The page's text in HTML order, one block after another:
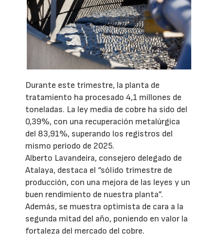
Durante este trimestre, la planta de
tratamiento ha procesado 4,1 millones de
toneladas. La ley media de cobre ha sido del
0,39%, con una recuperación metalúrgica
del 83,91%, superando los registros del
mismo periodo de 2025.
Alberto Lavandeira, consejero delegado de
Atalaya, destaca el “sólido trimestre de
producción, con una mejora de las leyes y un
buen rendimiento de nuestra planta”.
Además, se muestra optimista de cara a la
segunda mitad del año, poniendo en valor la
fortaleza del mercado del cobre.